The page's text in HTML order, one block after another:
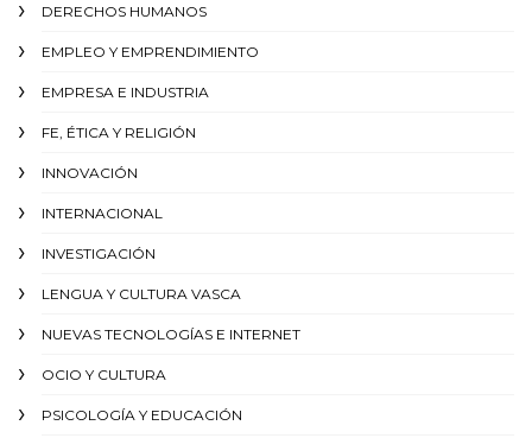
DERECHOS HUMANOS
EMPLEO Y EMPRENDIMIENTO
EMPRESA E INDUSTRIA
FE, ÉTICA Y RELIGIÓN
INNOVACIÓN
INTERNACIONAL
INVESTIGACIÓN
LENGUA Y CULTURA VASCA
NUEVAS TECNOLOGÍAS E INTERNET
OCIO Y CULTURA
PSICOLOGÍA Y EDUCACIÓN